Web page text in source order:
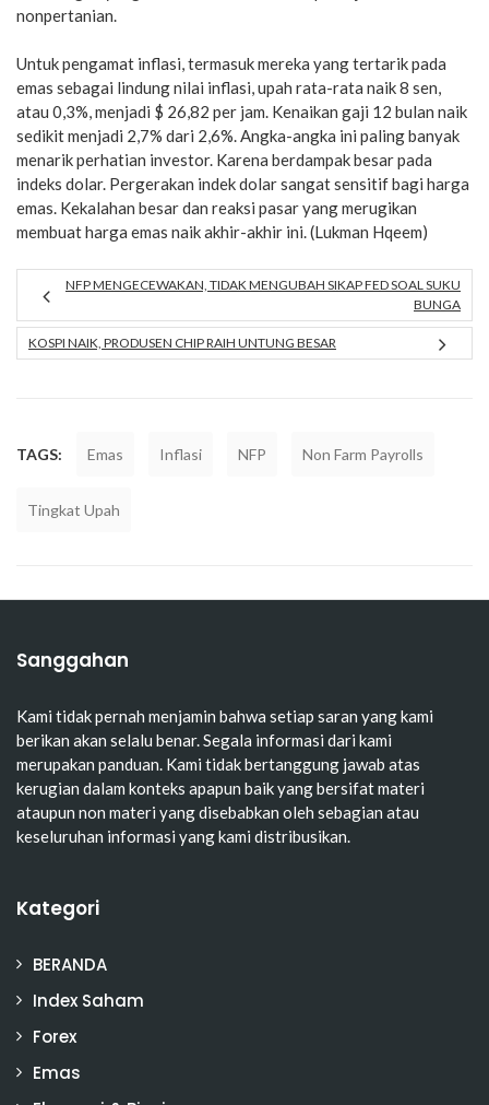
nonpertanian.
Untuk pengamat inflasi, termasuk mereka yang tertarik pada
emas sebagai lindung nilai inflasi, upah rata-rata naik 8 sen,
atau 0,3%, menjadi $ 26,82 per jam. Kenaikan gaji 12 bulan naik
sedikit menjadi 2,7% dari 2,6%. Angka-angka ini paling banyak
menarik perhatian investor. Karena berdampak besar pada
indeks dolar. Pergerakan indek dolar sangat sensitif bagi harga
emas. Kekalahan besar dan reaksi pasar yang merugikan
membuat harga emas naik akhir-akhir ini. (Lukman Hqeem)
NFP MENGECEWAKAN, TIDAK MENGUBAH SIKAP FED SOAL SUKU
BUNGA
KOSPI NAIK, PRODUSEN CHIP RAIH UNTUNG BESAR
TAGS: Emas Inflasi NFP Non Farm Payrolls
Tingkat Upah
Sanggahan
Kami tidak pernah menjamin bahwa setiap saran yang kami
berikan akan selalu benar. Segala informasi dari kami
merupakan panduan. Kami tidak bertanggung jawab atas
kerugian dalam konteks apapun baik yang bersifat materi
ataupun non materi yang disebabkan oleh sebagian atau
keseluruhan informasi yang kami distribusikan.
Kategori
BERANDA
Index Saham
Forex
Emas